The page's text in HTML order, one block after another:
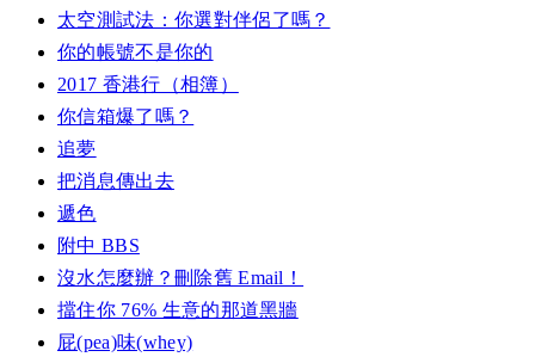
太空測試法：你選對伴侶了嗎？
你的帳號不是你的
2017 香港行（相簿）
你信箱爆了嗎？
追夢
把消息傳出去
遞色
附中 BBS
沒水怎麼辦？刪除舊 Email！
擋住你 76% 生意的那道黑牆
屁(pea)味(whey)